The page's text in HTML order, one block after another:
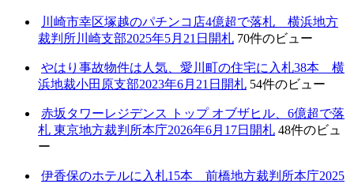
川崎市幸区塚越のパチンコ店4億超で落札 横浜地方
裁判所川崎支部2025年5月21日開札 70件のビュー
やはり事故物件は人気、愛川町の住宅に入札38本 横
浜地裁小田原支部2023年6月21日開札 54件のビュー
赤坂タワーレジデンス トップ オブザヒル、6億超で落
札 東京地方裁判所本庁2026年6月17日開札 48件のビュ
ー
伊香保のホテルに入札15本 前橋地方裁判所本庁2025